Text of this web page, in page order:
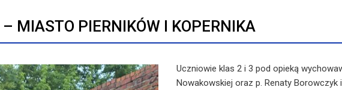
MIASTO PIERNIKÓW I KOPERNIKA
Uczniowie klas 2 i 3 pod opieką
Nowakowskiej oraz p. Renaty Borowczyk